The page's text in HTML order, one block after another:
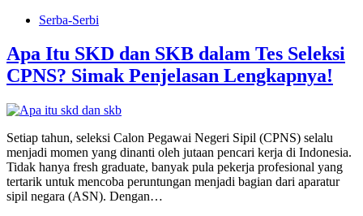
Serba-Serbi
Apa Itu SKD dan SKB dalam Tes Seleksi
CPNS? Simak Penjelasan Lengkapnya!
Setiap tahun, seleksi Calon Pegawai Negeri Sipil (CPNS) selalu
menjadi momen yang dinanti oleh jutaan pencari kerja di Indonesia.
Tidak hanya fresh graduate, banyak pula pekerja profesional yang
tertarik untuk mencoba peruntungan menjadi bagian dari aparatur
sipil negara (ASN). Dengan…